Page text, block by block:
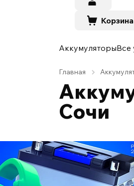
Корзина
АккумуляторыВсе
Главная
Сочи
Подобрать по
Ёмкость, Ач